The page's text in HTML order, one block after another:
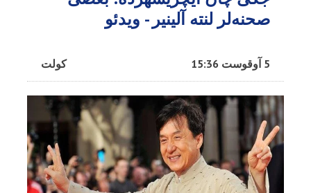
صحنه‌لر لنته آلینیر - ویدئو
کولت 5 آوقوست 15:36